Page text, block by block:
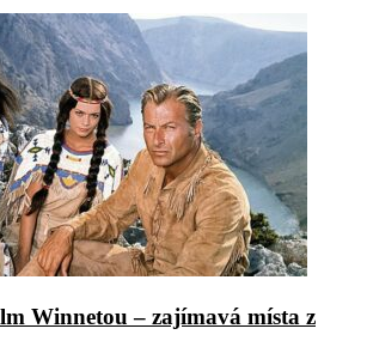
Winnetou – zajímavá místa z